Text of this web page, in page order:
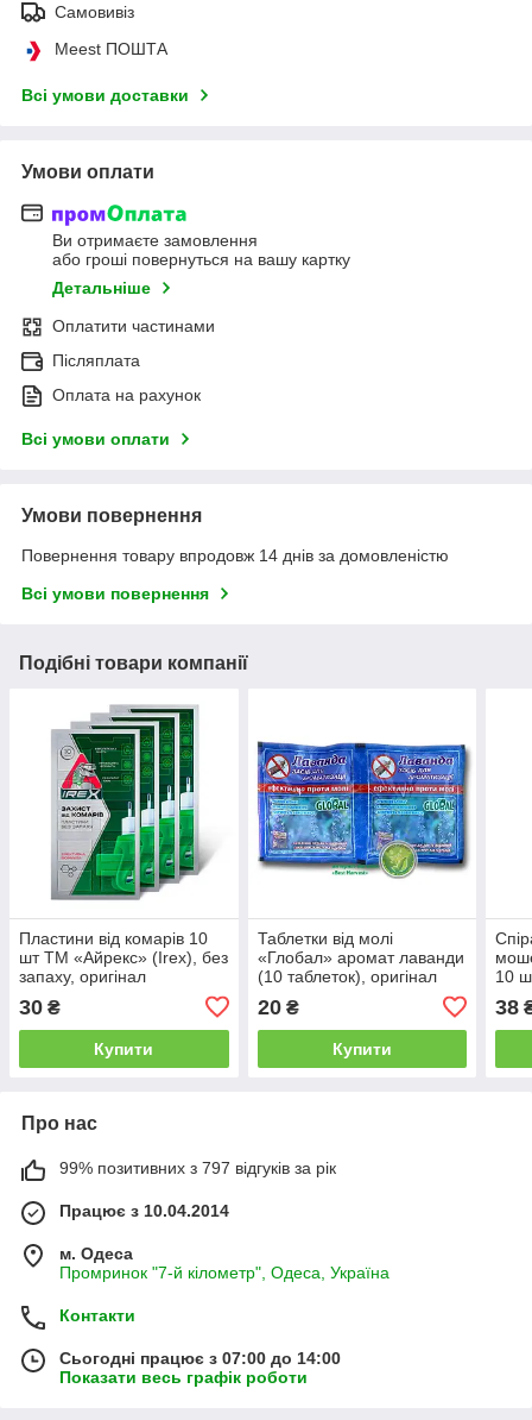
Самовивіз
Meest ПОШТА
Всі умови доставки
Умови оплати
Ви отримаєте замовлення
або гроші повернуться на вашу картку
Детальніше
Оплатити частинами
Післяплата
Оплата на рахунок
Всі умови оплати
Умови повернення
Повернення товару впродовж 14 днів за домовленістю
Всі умови повернення
Подібні товари компанії
Пластини від комарів 10
шт ТМ «Айрекс» (Irex), без
запаху, оригінал
30 ₴
Купити
Таблетки від молі
«Глобал» аромат лаванди
(10 таблеток), оригінал
20₴
Купити
10
38
Про нас
99% позитивних з 797 відгуків за рік
Працює з 10.04.2014
м. Одеса
Промринок "7-й кілометр", Одеса, Україна
Контакти
Сьогодні працює з 07:00 до 14:00
Показати весь графік роботи